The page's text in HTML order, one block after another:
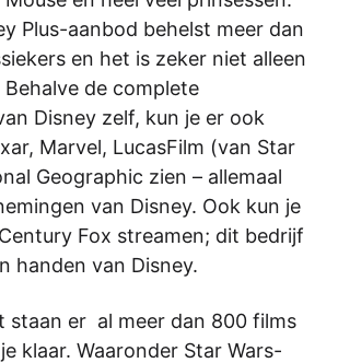
Plus-aanbod behelst meer dan
en het is zeker niet alleen
de complete
Disney zelf, kun je er ook
Marvel, LucasFilm (van Star
Geographic zien – allemaal
van Disney. Ook kun je
Fox streamen; dit bedrijf
handen van Disney.
staan er al meer dan 800 films
klaar. Waaronder Star Wars-